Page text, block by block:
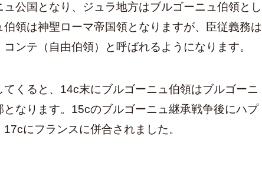
公国となり、ジュラ地方はブルゴーニュ伯領とし
領は神聖ローマ帝国領となりますが、臣従義務は
ンテ（自由伯領）と呼ばれるようになります。
くると、14c末にブルゴーニュ伯領はブルゴーニ
となります。15cのブルゴーニュ継承戦争後にハプ
にフランスに併合されました。